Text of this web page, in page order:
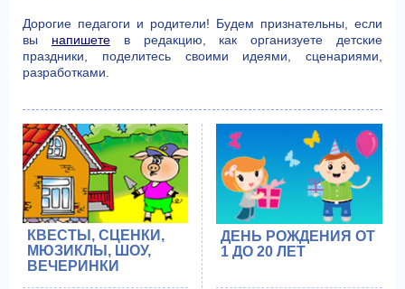
Дорогие педагоги и родители! Будем признательны, если
вы напишетев редакцию, как организуете детские
праздники, поделитесь своими идеями, сценариями,
разработками.
КВЕСТЫ, СЦЕНКИ,
МЮЗИКЛЫ, ШОУ,
ВЕЧЕРИНКИ
ДЕНЬ РОЖДЕНИЯ ОТ
1 ДО 20 ЛЕТ